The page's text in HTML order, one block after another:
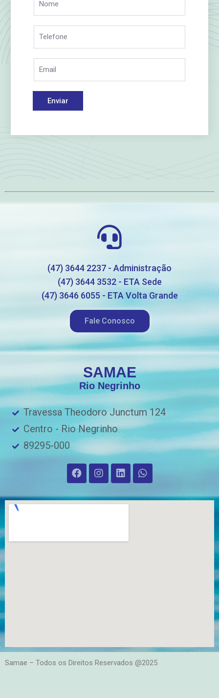
Enviar
(47) 3644 2237 - Administração
(47) 3644 3532 - ETA Sede
(47) 3646 6055 - ETA Volta Grande
Fale Conosco
SAMAE
Rio Negrinho
Travessa Theodoro Junctum 124
Centro - Rio Negrinho
89295-000
Samae – Todos os Direitos Reservados @2025